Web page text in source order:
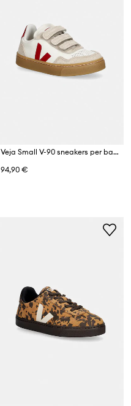
Veja Small V-90 sneakers per bambini in pelle
94,90 €